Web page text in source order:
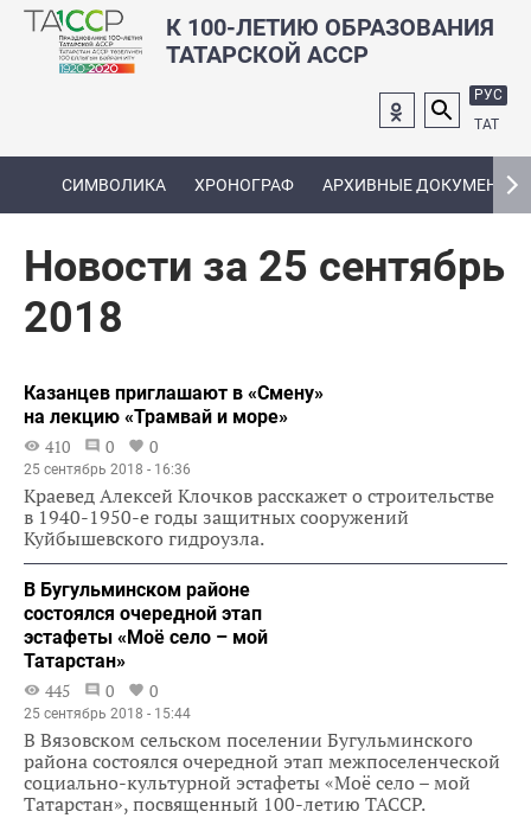
К 100-ЛЕТИЮ ОБРАЗОВАНИЯ
ТАТАРСКОЙ АССР
РУС
ТАТ
СИМВОЛИКА ХРОНОГРАФ АРХИВНЫЕ ДОКУМЕНТЫ
Новости за 25 сентябрь
2018
Казанцев приглашают в «Смену»
на лекцию «Трамвай и море»
410
0 0
25 сентябрь 2018 - 16:36
Краевед Алексей Клочков расскажет о строительстве
в 1940-1950-е годы защитных сооружений
Куйбышевского гидроузла.
В Бугульминском районе
состоялся очередной этап
эстафеты «Моё село – мой
Татарстан»
445
0 0
25 сентябрь 2018 - 15:44
В Вязовском сельском поселении Бугульминского
района состоялся очередной этап межпоселенческой
социально-культурной эстафеты «Моё село – мой
Татарстан», посвященный 100-летию ТАССР.